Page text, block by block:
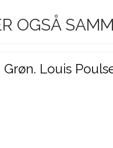
OGSÅ
Louis